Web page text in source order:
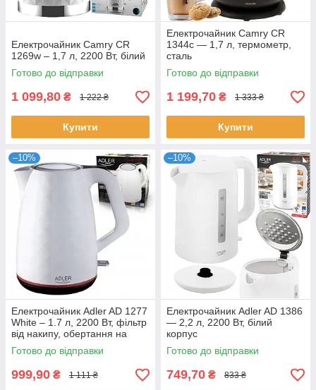
Електрочайник Camry CR
1269w – 1,7 л, 2200 Вт, білий
Готово до відправки
1 099,80 ₴ 1 222 ₴
Купити
Електрочайник Camry CR
1344c — 1,7 л, термометр,
сталь
Готово до відправки
1 199,70 ₴ 1 333 ₴
Купити
–10%
Електрочайник Adler AD 1277
White – 1.7 л, 2200 Вт, фільтр
від накипу, обертання на
360°
Готово до відправки
999,90 ₴ 1 111 ₴
–10%
Електрочайник Adler AD 1386
— 2,2 л, 2200 Вт, білий
корпус
Готово до відправки
749,70 ₴ 833 ₴